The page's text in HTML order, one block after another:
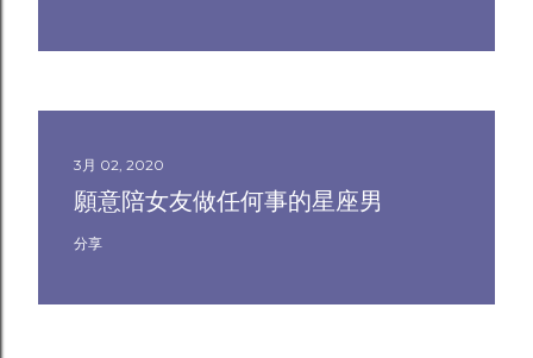
3月 02, 2020
願意陪女友做任何事的星座男
分享